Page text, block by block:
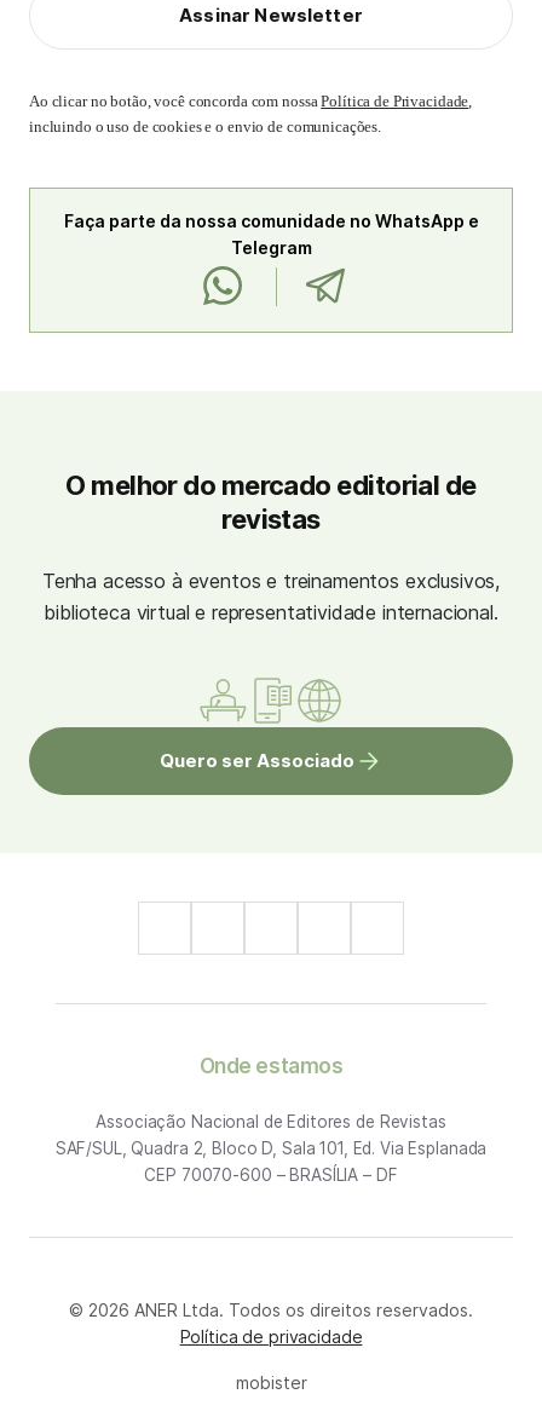
Assinar Newsletter
Ao clicar no botão, você concorda com nossaPolítica de Privacidade,
incluindo o uso de cookies e o envio de comunicações.
Faça parte da nossa comunidade no WhatsApp e
Telegram
O melhor do mercado editorial de
revistas
Tenha acesso à eventos e treinamentos exclusivos,
biblioteca virtual e representatividade internacional.
Quero ser Associado
Onde estamos
Associação Nacional de Editores de Revistas
SAF/SUL, Quadra 2, Bloco D, Sala 101, Ed. Via Esplanada
CEP 70070-600 – BRASÍLIA – DF
© 2026 ANER Ltda. Todos os direitos reservados.
Política de privacidade
mobister